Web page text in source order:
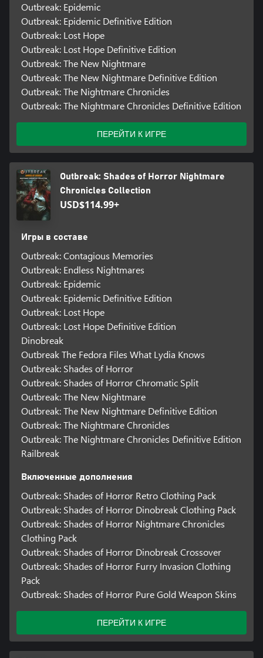
Outbreak: Epidemic
Outbreak: Epidemic Definitive Edition
Outbreak: Lost Hope
Outbreak: Lost Hope Definitive Edition
Outbreak: The New Nightmare
Outbreak: The New Nightmare Definitive Edition
Outbreak: The Nightmare Chronicles
Outbreak: The Nightmare Chronicles Definitive Edition
ПЕРЕЙТИ К ИГРЕ
Outbreak: Shades of Horror Nightmare
Chronicles Collection
USD$114.99+
Игры в составе
Outbreak: Contagious Memories
Outbreak: Endless Nightmares
Outbreak: Epidemic
Outbreak: Epidemic Definitive Edition
Outbreak: Lost Hope
Outbreak: Lost Hope Definitive Edition
Dinobreak
Outbreak The Fedora Files What Lydia Knows
Outbreak: Shades of Horror
Outbreak: Shades of Horror Chromatic Split
Outbreak: The New Nightmare
Outbreak: The New Nightmare Definitive Edition
Outbreak: The Nightmare Chronicles
Outbreak: The Nightmare Chronicles Definitive Edition
Railbreak
Включенные дополнения
Outbreak: Shades of Horror Retro Clothing Pack
Outbreak: Shades of Horror Dinobreak Clothing Pack
Outbreak: Shades of Horror Nightmare Chronicles
Clothing Pack
Outbreak: Shades of Horror Dinobreak Crossover
Outbreak: Shades of Horror Furry Invasion Clothing
Pack
Outbreak: Shades of Horror Pure Gold Weapon Skins
ПЕРЕЙТИ К ИГРЕ